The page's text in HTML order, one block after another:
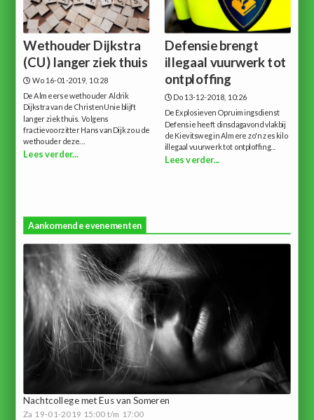
Wethouder Dijkstra
(CU) langer ziek thuis
Wo 16-01-2019, 10:28
De Almeerse wethouder Aldrik
Dijkstra van de ChristenUnie blijft
langer ziek thuis. Volgens
fractievoorzitter Hans van Dijk zou de
wethouder deze...
Lees verder...
Defensie brengt
illegaal vuurwerk tot
ontploffing
Do 13-12-2018, 10:26
De Explosieven Opruimingsdienst
Defensie heeft dinsdagavond vlakbij
de Kievitsweg in Almere zo'n zes kilo
illegaal vuurwerk tot ontploffing...
Lees verder...
Aankomende evenementen
Nachtcollege met Eus van Someren
Za 19-01-2019 15:00 t/m 17:00